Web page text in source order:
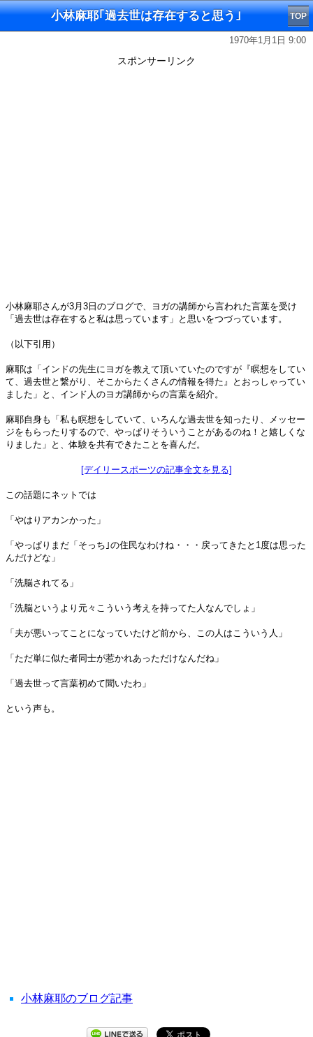
小林麻耶｢過去世は存在すると思う｣ TOP
1970年1月1日 9:00
スポンサーリンク
小林麻耶さんが3月3日のブログで、ヨガの講師から言われた言葉を受け
「過去世は存在すると私は思っています」と思いをつづっています。
（以下引用）
麻耶は「インドの先生にヨガを教えて頂いていたのですが『瞑想をしてい
て、過去世と繋がり、そこからたくさんの情報を得た』とおっしゃってい
ました」と、インド人のヨガ講師からの言葉を紹介。
麻耶自身も「私も瞑想をしていて、いろんな過去世を知ったり、メッセー
ジをもらったりするので、やっぱりそういうことがあるのね！と嬉しくな
りました」と、体験を共有できたことを喜んだ。
[デイリースポーツの記事全文を見る]
この話題にネットでは
「やはりアカンかった」
「やっぱりまだ「そっち｣の住民なわけね・・・戻ってきたと1度は思った
んだけどな」
「洗脳されてる」
「洗脳というより元々こういう考えを持ってた人なんでしょ」
「夫が悪いってことになっていたけど前から、この人はこういう人」
「ただ単に似た者同士が惹かれあっただけなんだね」
「過去世って言葉初めて聞いたわ」
という声も。
小林麻耶のブログ記事